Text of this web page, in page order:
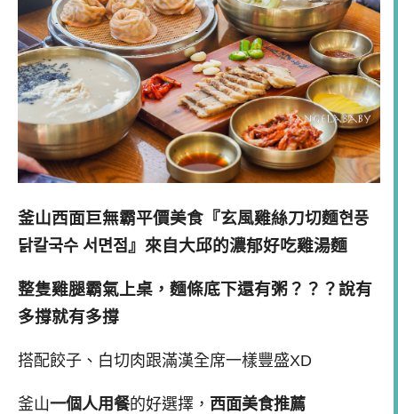
釜山西面巨無霸平價美食『玄風雞絲刀切麵현풍
닭칼국수 서면점』來自大邱的濃郁好吃雞湯麵
整隻雞腿霸氣上桌，麵條底下還有粥？？？說有
多撐就有多撐
搭配餃子、白切肉跟滿漢全席一樣豐盛XD
釜山一個人用餐的好選擇， 西面美食推薦